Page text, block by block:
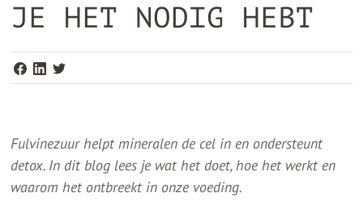
JE HET NODIG HEBT
Fulvinezuur helpt mineralen de cel in en ondersteunt
detox. In dit blog lees je wat het doet, hoe het werkt en
waarom het ontbreekt in onze voeding.